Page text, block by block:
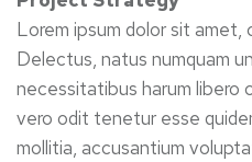
Lorem ipsum dolor sit
Delectus, natus numquam
necessitatibus harum libero
vero odit tenetur esse
mollitia, accusantium